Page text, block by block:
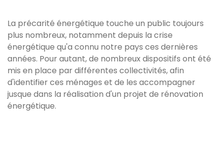
La précarité énergétique touche un public toujours
plus nombreux, notamment depuis la crise
énergétique qu'a connu notre pays ces dernières
années. Pour autant, de nombreux dispositifs ont été
mis en place par différentes collectivités, afin
d'identifier ces ménages et de les accompagner
jusque dans la réalisation d'un projet de rénovation
énergétique.